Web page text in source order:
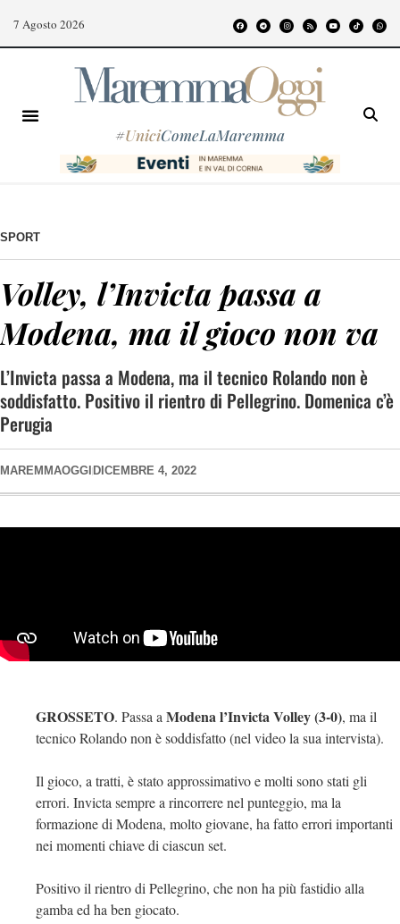
7 Agosto 2026
#UniciComeLaMaremma
SPORT
Volley, l’Invicta passa a
Modena, ma il gioco non va
L’Invicta passa a Modena, ma il tecnico Rolando non è
soddisfatto. Positivo il rientro di Pellegrino. Domenica c’è
Perugia
MAREMMAOGGI DICEMBRE 4, 2022
GROSSETO. Passa aModena l’Invicta Volley (3-0), ma il
tecnico Rolando non è soddisfatto (nel video la sua intervista).
Il gioco, a tratti, è stato approssimativo e molti sono stati gli
errori. Invicta sempre a rincorrere nel punteggio, ma la
formazione di Modena, molto giovane, ha fatto errori importanti
nei momenti chiave di ciascun set.
Positivo il rientro di Pellegrino, che non ha più fastidio alla
gamba ed ha ben giocato.